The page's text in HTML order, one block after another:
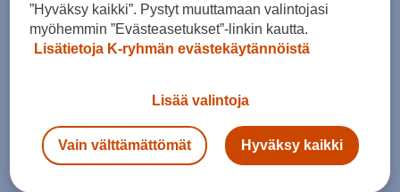
”Hyväksy kaikki”. Pystyt muuttamaan valintojasi
myöhemmin ”Evästeasetukset”-linkin kautta.
Lisätietoja K-ryhmän evästekäytännöistä
Lisää valintoja
Vain välttämättömät Hyväksy kaikki